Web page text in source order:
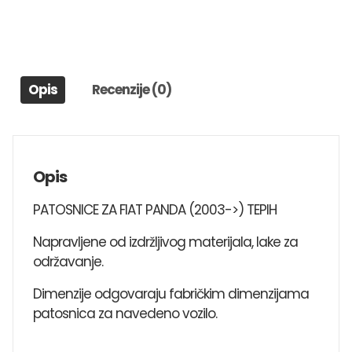
Opis Recenzije (0)
Opis
PATOSNICE ZA FIAT PANDA (2003->) TEPIH
Napravljene od izdržljivog materijala, lake za
održavanje.
Dimenzije odgovaraju fabričkim dimenzijama
patosnica za navedeno vozilo.